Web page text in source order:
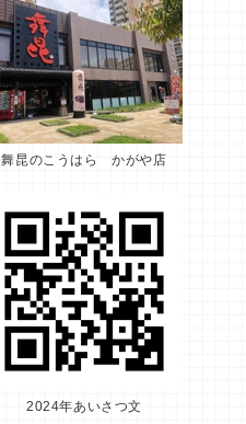
舞昆のこうはら かがや店
2024年あいさつ文